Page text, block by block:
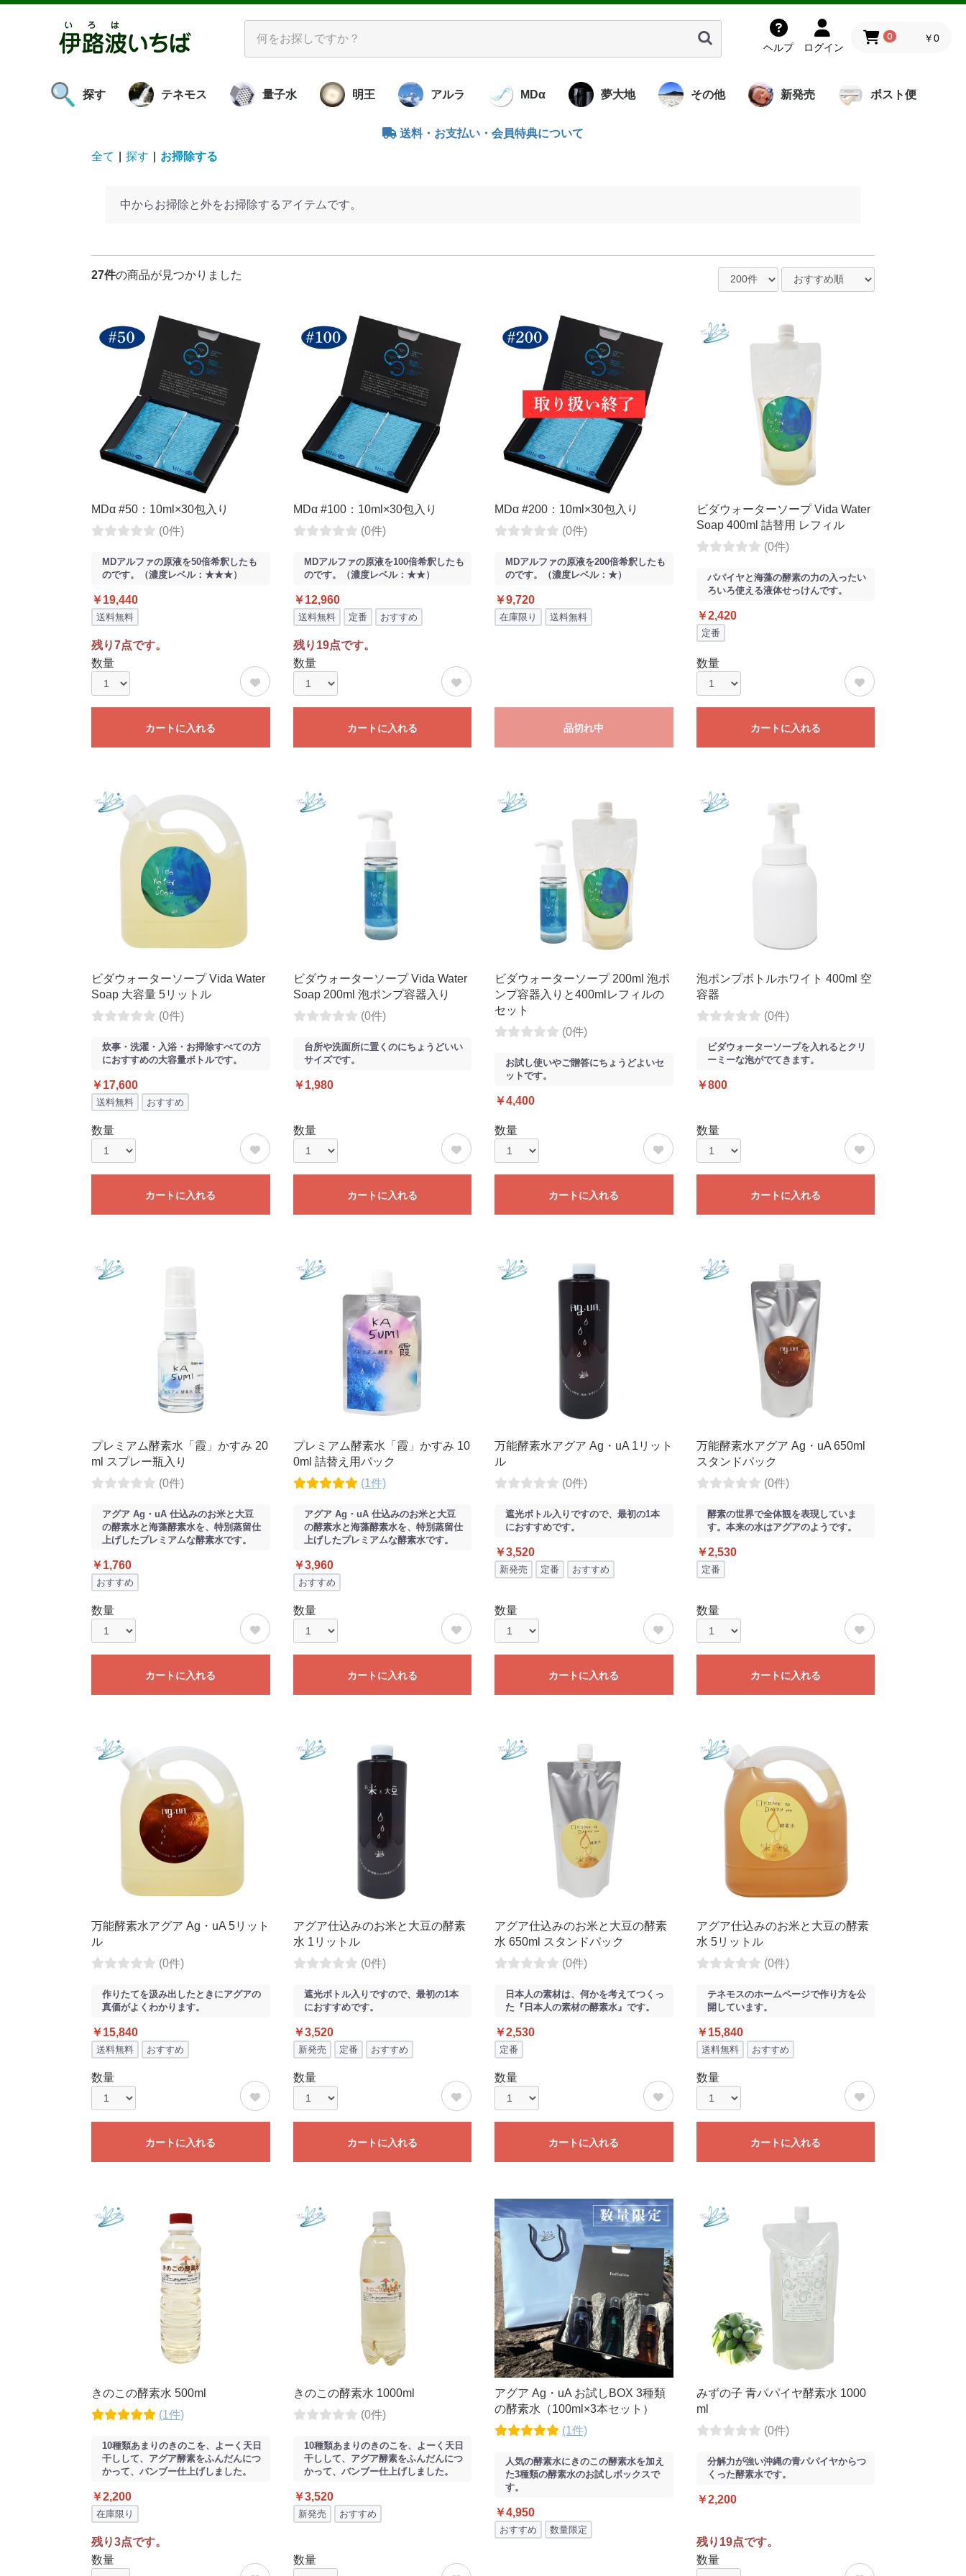
ヘルプ ログイン
0 ￥0
探す テネモス
マナウォーター
海洋酵素調味料
プレミアム酵素
お米と大豆の酵
きのこの酵素水
塩・糖蜜
量子水 明王
暮らしの照明
ライトセラピー
アルラ
バイオペースト
腸内サプリ
書籍
MDα 夢大地 その他 新発売 ポスト便
送料・お支払い・会員特典について
全て
探す お掃除する
中からお掃除と外をお掃除するアイテムです。
27件の商品が見つかりました
MDα #50：10ml×30包入り
(0件)
MDアルファの原液を50倍希釈したも
のです。（濃度レベル：★★★）
￥19,440
送料無料
残り7点です。
数量
カートに入れる
MDα #100：10ml×30包入り
(0件)
MDアルファの原液を100倍希釈したも
のです。（濃度レベル：★★）
￥12,960
送料無料 定番 おすすめ
残り19点です。
数量
カートに入れる
MDα #200：10ml×30包入り
(0件)
MDアルファの原液を200倍希釈したも
のです。（濃度レベル：★）
￥9,720
在庫限り 送料無料
品切れ中
ビダウォーターソープ Vida Water
Soap 400ml 詰替用 レフィル
(0件)
パパイヤと海藻の酵素の力の入ったい
ろいろ使える液体せっけんです。
￥2,420
定番
数量
カートに入れる
ビダウォーターソープ Vida Water
Soap 大容量 5リットル
(0件)
炊事・洗濯・入浴・お掃除すべての方
におすすめの大容量ボトルです。
￥17,600
送料無料 おすすめ
数量
カートに入れる
ビダウォーターソープ Vida Water
Soap 200ml 泡ポンプ容器入り
(0件)
台所や洗面所に置くのにちょうどいい
サイズです。
￥1,980
数量
カートに入れる
ビダウォーターソープ 200ml 泡ポ
ンプ容器入りと400mlレフィルの
セット
(0件)
お試し使いやご贈答にちょうどよいセ
ットです。
￥4,400
数量
カートに入れる
泡ポンプボトルホワイト 400ml 空
容器
(0件)
ビダウォーターソープを入れるとクリ
ーミーな泡がでてきます。
￥800
数量
カートに入れる
プレミアム酵素水「霞」かすみ 20
ml スプレー瓶入り
(0件)
アグア Ag・uA 仕込みのお米と大豆
の酵素水と海藻酵素水を、特別蒸留仕
上げしたプレミアムな酵素水です。
￥1,760
おすすめ
数量
カートに入れる
プレミアム酵素水「霞」かすみ 10
0ml 詰替え用パック
(1件)
アグア Ag・uA 仕込みのお米と大豆
の酵素水と海藻酵素水を、特別蒸留仕
上げしたプレミアムな酵素水です。
￥3,960
おすすめ
数量
カートに入れる
万能酵素水アグア Ag・uA 1リット
ル
(0件)
遮光ボトル入りですので、最初の1本
におすすめです。
￥3,520
新発売 定番 おすすめ
数量
カートに入れる
万能酵素水アグア Ag・uA 650ml
スタンドパック
(0件)
酵素の世界で全体観を表現していま
す。本来の水はアグアのようです。
￥2,530
定番
数量
カートに入れる
万能酵素水アグア Ag・uA 5リット
ル
(0件)
作りたてを汲み出したときにアグアの
真価がよくわかります。
￥15,840
送料無料 おすすめ
数量
カートに入れる
アグア仕込みのお米と大豆の酵素
水 1リットル
(0件)
遮光ボトル入りですので、最初の1本
におすすめです。
￥3,520
新発売 定番 おすすめ
数量
カートに入れる
アグア仕込みのお米と大豆の酵素
水 650ml スタンドパック
(0件)
日本人の素材は、何かを考えてつくっ
た『日本人の素材の酵素水』です。
￥2,530
定番
数量
カートに入れる
アグア仕込みのお米と大豆の酵素
水 5リットル
(0件)
テネモスのホームページで作り方を公
開しています。
￥15,840
送料無料 おすすめ
数量
カートに入れる
きのこの酵素水 500ml
(1件)
10種類あまりのきのこを、よーく天日
干しして、アグア酵素をふんだんにつ
かって、バンブー仕上げしました。
￥2,200
在庫限り
残り3点です。
数量
きのこの酵素水 1000ml
(0件)
10種類あまりのきのこを、よーく天日
干しして、アグア酵素をふんだんにつ
かって、バンブー仕上げしました。
￥3,520
新発売 おすすめ
数量
アグア Ag・uA お試しBOX 3種類
の酵素水（100ml×3本セット）
(1件)
人気の酵素水にきのこの酵素水を加え
た3種類の酵素水のお試しボックスで
す。
￥4,950
おすすめ 数量限定
みずの子 青パパイヤ酵素水 1000
ml
(0件)
分解力が強い沖縄の青パパイヤからつ
くった酵素水です。
￥2,200
残り19点です。
数量